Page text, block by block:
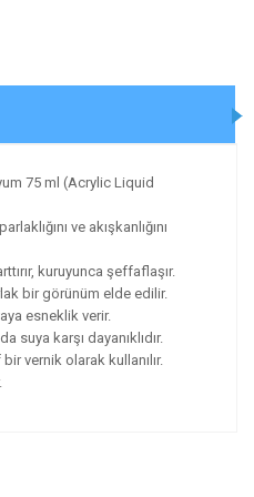
75 ml (Acrylic Liquid
ve akışkanlığını
kuruyunca şeffaflaşır.
bir görünüm elde edilir.
esneklik verir.
suya karşı dayanıklıdır.
vernik olarak kullanılır.